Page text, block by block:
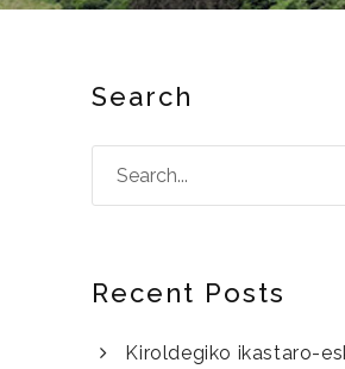
Search
Recent Posts
Kiroldegiko ikastaro-